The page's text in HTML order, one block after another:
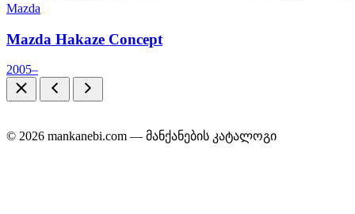
Mazda
Mazda Hakaze Concept
2005–
© 2026 mankanebi.com — მანქანების კატალოგი